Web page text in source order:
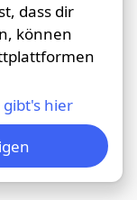
dass dir
können
hier